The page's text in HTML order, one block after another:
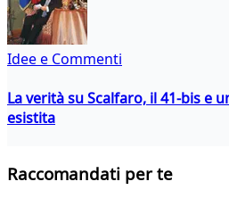
Idee e Commenti
La verità su Scalfaro, il 41-bis e
esistita
Raccomandati per te